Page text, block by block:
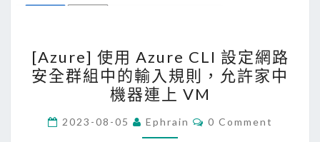
A
z
u
r
[Azure] 使用 Azure CLI 設定網路
安全群組中的輸入規則，允許家中
機器連上 VM
2023-08-05 Ephrain
C
0 Comment